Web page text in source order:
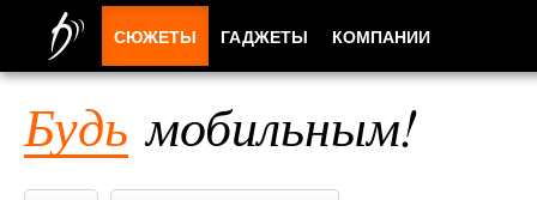
Будь мобильным!
СЮЖЕТЫ ГАДЖЕТЫ КОМПАНИИ
ПРИЛОЖЕНИЯ